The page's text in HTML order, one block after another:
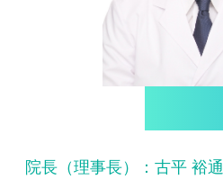
院長（理事長）：古平 裕通